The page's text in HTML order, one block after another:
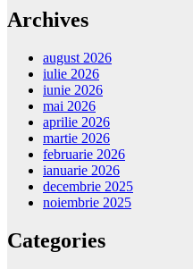
Archives
august 2026
iulie 2026
iunie 2026
mai 2026
aprilie 2026
martie 2026
februarie 2026
ianuarie 2026
decembrie 2025
noiembrie 2025
Categories